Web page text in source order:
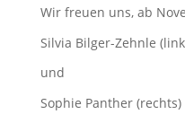
Wir freuen uns, ab
Silvia Bilger-Zehnle
und
Sophie Panther (rechts)